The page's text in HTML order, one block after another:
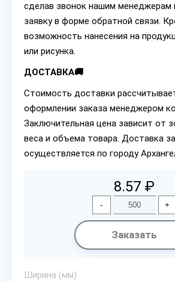
сделав звонок нашим менеджерам
заявку в форме обратной связи.
возможность нанесения на
или рисунка.
ДОСТАВКА🚚
Стоимость доставки
оформлении заказа менеджером
Заключительная цена зависит от
веса и объема товара. Доставка
осуществляется по городу
8.57 ₽
- +
Заказать
Ширина (мм)